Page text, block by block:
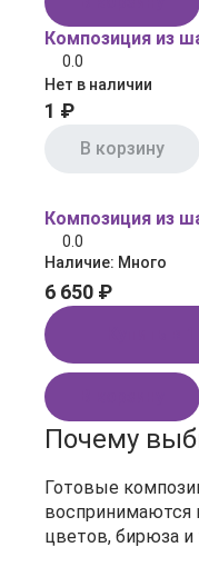
Композиция из
0.0
Нет в наличии
1 ₽
В корзину
Композиция из
0.0
Наличие: Много
6 650 ₽
Почему
Готовые
воспринимаются
цветов, бирюза и